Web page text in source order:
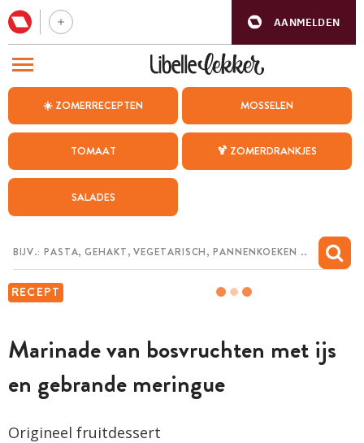
AANMELDEN
☀️ ZOMERRECEPTEN MOSSELEN
TOMAAT 🍹 ZOMERDRANKJES
SALADES
RECEPT
Marinade van bosvruchten met ijs
en gebrande meringue
Origineel fruitdessert
BEZOEK ONZE ANDERE WEBSITES
WEEKMENU
CHAT MET MAIA
MIJN BEWAARDE RECEPTEN